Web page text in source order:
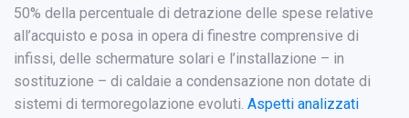
50% della percentuale di detrazione delle spese relative
all’acquisto e posa in opera di finestre comprensive di
infissi, delle schermature solari e l’installazione – in
sostituzione – di caldaie a condensazione non dotate di
sistemi di termoregolazione evoluti. Aspetti analizzati